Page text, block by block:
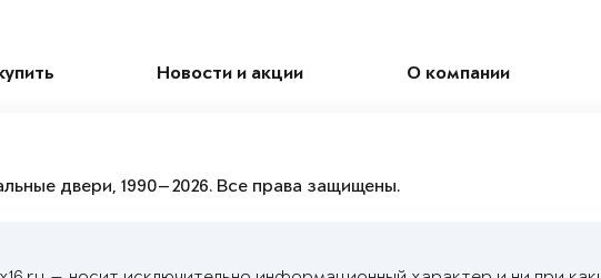
Новости и акции О компании
двери, 1990—2026. Все права защищены.